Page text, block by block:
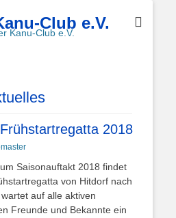
Club e.V.
2018
Saisonauftakt 2018 findet
von Hitdorf nach
auf alle aktiven
Freunde und Bekannte ein